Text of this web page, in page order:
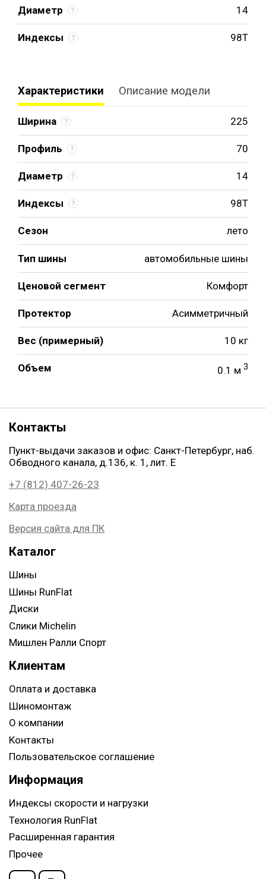
Диаметр 14
Индексы 98T
Характеристики Описание модели
Ширина 225
Профиль 70
Диаметр 14
Индексы 98T
Сезон лето
Тип шины автомобильные шины
Ценовой сегмент Комфорт
Протектор Асимметричный
Вес (примерный) 10 кг
Объем 0.1 м 3
Контакты
Пункт-выдачи заказов и офис: Санкт-Петербург, наб.
Обводного канала, д.136, к. 1, лит. Е
+7 (812) 407-26-23
Карта проезда
Версия сайта для ПК
Каталог
Шины
Шины RunFlat
Диски
Слики Michelin
Мишлен Ралли Спорт
Клиентам
Оплата и доставка
Шиномонтаж
О компании
Контакты
Пользовательское соглашение
Информация
Индексы скорости и нагрузки
Технология RunFlat
Расширенная гарантия
Прочее